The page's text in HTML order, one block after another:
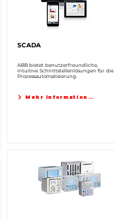
SCADA
ABB bietet benutzerfreundliche,
intuitive Schnittstellenlösungen für die
Prozessautomatisierung.
Mehr Informationen